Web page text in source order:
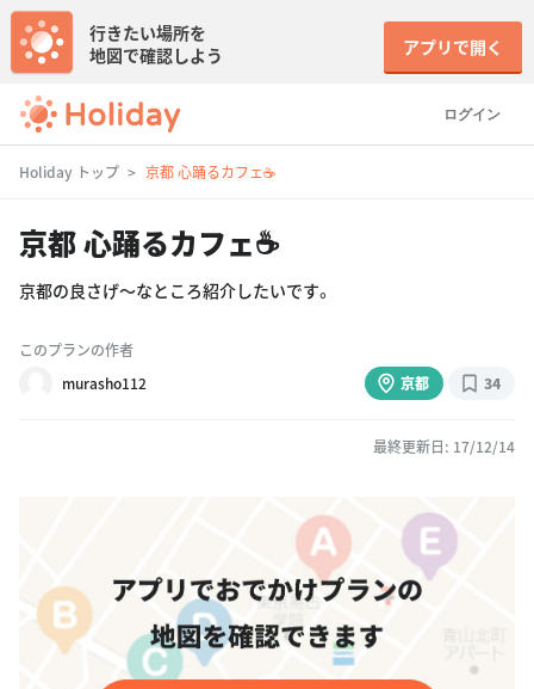
ログイン
行きたい場所を
地図で確認しよう
アプリで開く
Holiday トップ 京都 心踊るカフェ☕️
京都 心踊るカフェ☕️
京都の良さげ〜なところ紹介したいです。
このプランの作者
murasho112
京都 34
最終更新日: 17/12/14